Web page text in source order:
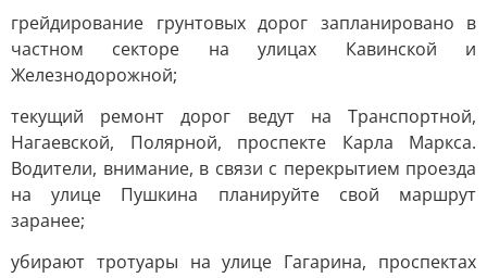
грейдирование грунтовых дорог запланировано в
частном секторе на улицах Кавинской и
Железнодорожной;
текущий ремонт дорог ведут на Транспортной,
Нагаевской, Полярной, проспекте Карла Маркса.
Водители, внимание, в связи с перекрытием проезда
на улице Пушкина планируйте свой маршрут
заранее;
убирают тротуары на улице Гагарина, проспектах